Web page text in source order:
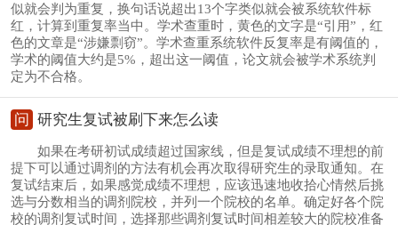
似就会判为重复，换句话说超出13个字类似就会被系统软件标
红，计算到重复率当中。学术查重时，黄色的文字是“引用”，红
色的文章是“涉嫌剽窃”。学术查重系统软件反复率是有阈值的，
学术的阈值大约是5%，超出这一阈值，论文就会被学术系统判
定为不合格。
问 研究生复试被刷下来怎么读
如果在考研初试成绩超过国家线，但是复试成绩不理想的前
提下可以通过调剂的方法有机会再次取得研究生的录取通知。在
复试结束后，如果感觉成绩不理想，应该迅速地收拾心情然后挑
选与分数相当的调剂院校，并列一个院校的名单。确定好各个院
校的调剂复试时间，选择那些调剂复试时间相差较大的院校准备